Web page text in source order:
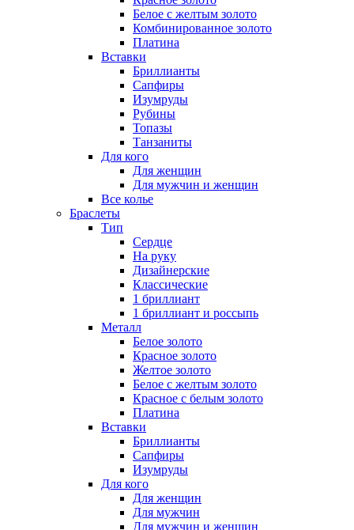
Белое с желтым золото
Комбинированное золото
Платина
Вставки
Бриллианты
Сапфиры
Изумруды
Рубины
Топазы
Танзаниты
Для кого
Для женщин
Для мужчин и женщин
Все колье
Браслеты
Тип
Сердце
На руку
Дизайнерские
Классические
1 бриллиант
1 бриллиант и россыпь
Металл
Белое золото
Красное золото
Желтое золото
Белое с желтым золото
Красное с белым золото
Платина
Вставки
Бриллианты
Сапфиры
Изумруды
Для кого
Для женщин
Для мужчин
Для мужчин и женщин